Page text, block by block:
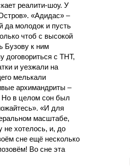
реалити-шоу. У
«Адидас» –
да молодок и пусть
чтоб с высокой
Бузову к ним
договориться с ТНТ,
и уезжали на
мелькали
архимандриты –
Но в целом сон был
«И для
масштабе,
не хотелось, и, до
сне ещё несколько
Во сне эта